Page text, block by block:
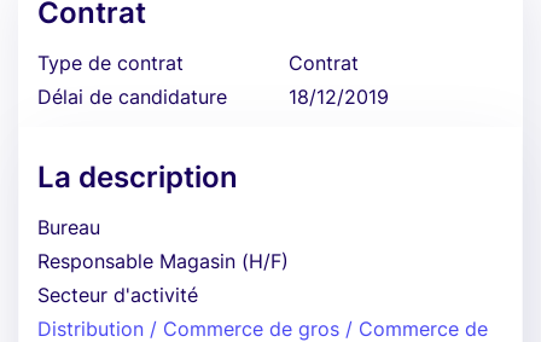
Contrat
Type de contrat
Contrat
Délai de candidature
18/12/2019
La description
Bureau
Responsable Magasin (H/F)
Secteur d'activité
Distribution / Commerce de gros / Commerce de